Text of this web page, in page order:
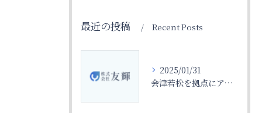
最近の投稿 Recent Posts
2025/01/31
会津若松を拠点にアットホームな職場環境になっております